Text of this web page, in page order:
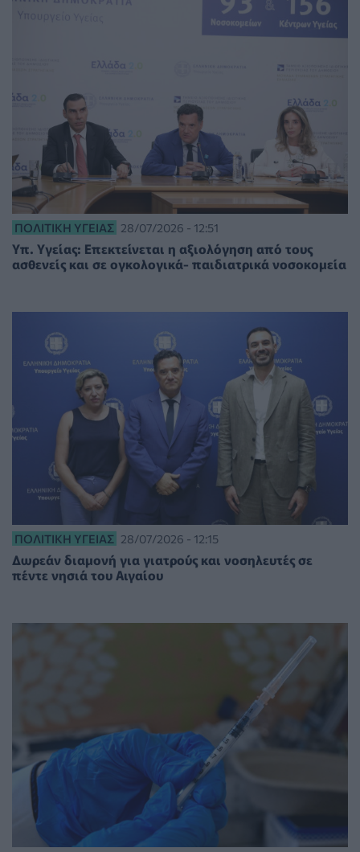
ΠΟΛΙΤΙΚΉ ΥΓΕΊΑΣ 28/07/2026 - 12:51
Υπ. Υγείας: Επεκτείνεται η αξιολόγηση από τους
ασθενείς και σε ογκολογικά- παιδιατρικά νοσοκομεία
ΠΟΛΙΤΙΚΉ ΥΓΕΊΑΣ 28/07/2026 - 12:15
Δωρεάν διαμονή για γιατρούς και νοσηλευτές σε
πέντε νησιά του Αιγαίου